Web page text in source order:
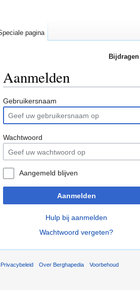
Aanmelden
Gebruikersnaam
Wachtwoord
Aangemeld blijven
Aanmelden
Hulp bij aanmelden
Wachtwoord vergeten?
pagina
Privacybeleid Over Berghapedia Voorbehoud